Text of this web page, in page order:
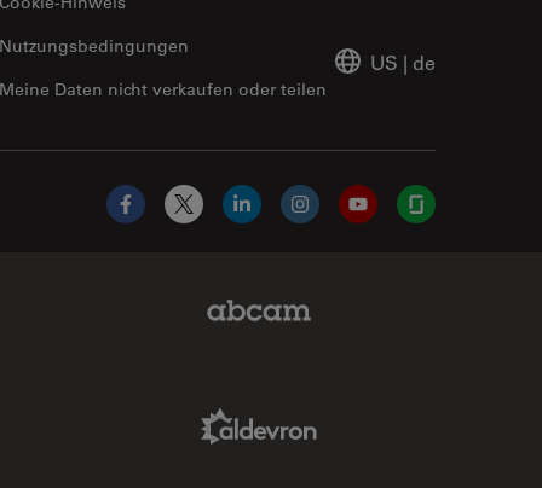
Meine Daten nicht verkaufen oder teilen
Nutzungsbedingungen
US | de
Facebook
X LinkedInInstagramYouTubeGlassdoor